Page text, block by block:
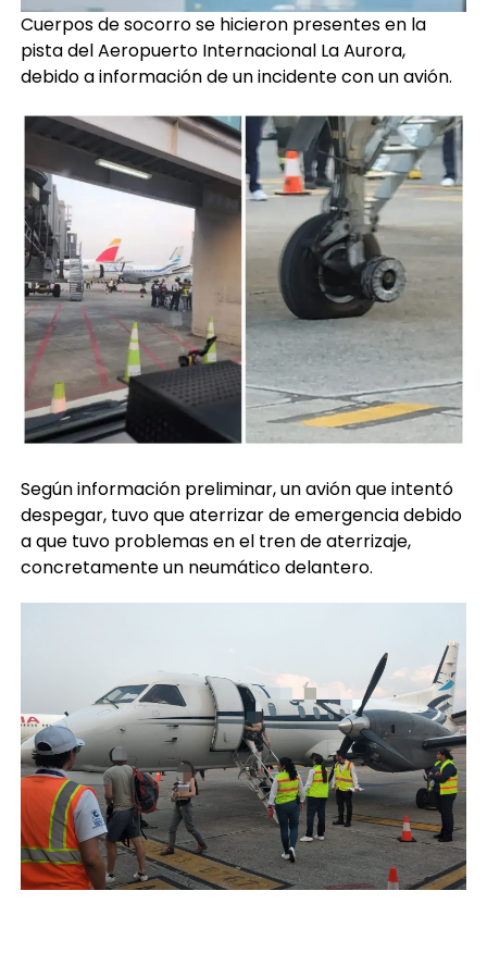
Cuerpos de socorro se hicieron presentes en la
pista del Aeropuerto Internacional La Aurora,
debido a información de un incidente con un avión.
Según información preliminar, un avión que intentó
despegar, tuvo que aterrizar de emergencia debido
a que tuvo problemas en el tren de aterrizaje,
concretamente un neumático delantero.